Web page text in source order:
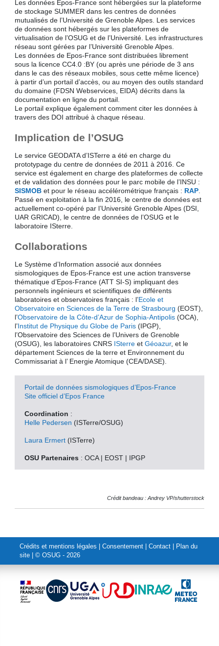
Les données Epos-France sont hébergées sur la plateforme
de stockage SUMMER dans les centres de données
mutualisés de l’Université de Grenoble Alpes. Les services
de données sont hébergés sur les plateformes de
virtualisation de l’OSUG et de l’Université. Les infrastructures
réseau sont gérées par l’Université Grenoble Alpes.
Les données de Epos-France sont distribuées librement
sous la licence CC4.0 :BY (ou après une période de 3 ans
dans le cas des réseaux mobiles, sous cette même licence)
à partir d’un portail d’accès, ou au moyen des outils standard
du domaine (FDSN Webservices, EIDA) décrits dans la
documentation en ligne du portail.
Le portail explique également comment citer les données à
travers des DOI attribué à chaque réseau.
Implication de l’OSUG
Le service GEODATA d’ISTerre a été en charge du
prototypage du centre de données de 2011 à 2016. Ce
service est également en charge des plateformes de collecte
et de validation des données pour le parc mobile de l’INSU :
SISMOB et pour le réseau accélérométrique français : RAP.
Passé en exploitation à la fin 2016, le centre de données est
actuellement co-opéré par l’Université Grenoble Alpes (DSI,
UAR GRICAD), le centre de données de l’OSUG et le
laboratoire ISterre.
Collaborations
Le Système d’Information associé aux données
sismologiques de Epos-France est une action transverse
thématique d’Epos-France (ATT SI-S) impliquant des
personnels ingénieurs et scientifiques de différents
laboratoires et observatoires français : l’Ecole et
Observatoire en Sciences de la Terre de Strasbourg (EOST),
l’Observatoire de la Côte-d’Azur de Sophia-Antipolis (OCA),
l’Institut de Physique du Globe de Paris (IPGP),
l’Observatoire des Sciences de l’Univers de Grenoble
(OSUG), les laboratoires CNRS ISterre et Géoazur, et le
département Sciences de la terre et Environnement du
Commissariat à l’ Energie Atomique (CEA/DASE).
Portail de données sismologiques d’Epos-France
Site officiel d’Epos France
Coordination :
Helle Pedersen (ISTerre/OSUG)
Laura Ermert (ISTerre)
OSU Partenaires : OCA | EOST | IPGP
Crédit bandeau : Andrey VP/shutterstock
Crédits et mentions légales Consentement Contact
Plan du
site | © OSUG - 2026